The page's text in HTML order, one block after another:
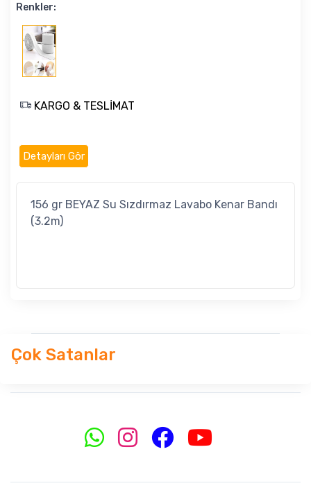
Renkler:
KARGO & TESLİMAT
Detayları Gör
156 gr BEYAZ Su Sızdırmaz Lavabo Kenar Bandı
(3.2m)
Çok Satanlar